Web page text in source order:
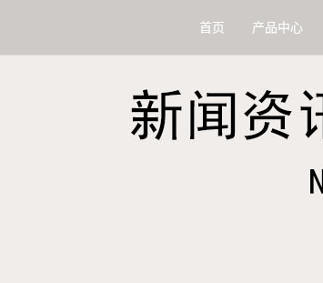
首页 产品中心